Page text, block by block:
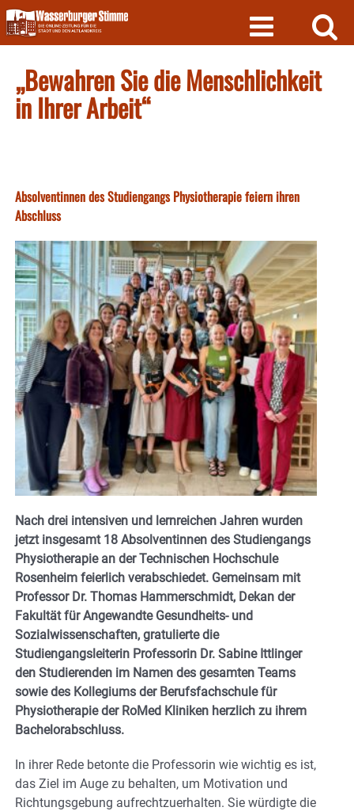
Skip
to
content
„Bewahren Sie die Menschlichkeit
in Ihrer Arbeit“
Absolventinnen des Studiengangs Physiotherapie feiern ihren
Abschluss
Nach drei intensiven und lernreichen Jahren wurden
jetzt insgesamt 18 Absolventinnen des Studiengangs
Physiotherapie an der Technischen Hochschule
Rosenheim feierlich verabschiedet. Gemeinsam mit
Professor Dr. Thomas Hammerschmidt, Dekan der
Fakultät für Angewandte Gesundheits- und
Sozialwissenschaften, gratulierte die
Studiengangsleiterin Professorin Dr. Sabine Ittlinger
den Studierenden im Namen des gesamten Teams
sowie des Kollegiums der Berufsfachschule für
Physiotherapie der RoMed Kliniken herzlich zu ihrem
Bachelorabschluss.
In ihrer Rede betonte die Professorin wie wichtig es ist,
das Ziel im Auge zu behalten, um Motivation und
Richtungsgebung aufrechtzuerhalten. Sie würdigte die